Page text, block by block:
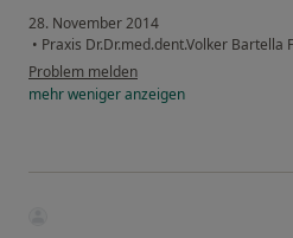
28. November 2014
• Praxis Dr.Dr.med.dent.Volker Bartella
Problem melden
mehrwenigeranzeigen